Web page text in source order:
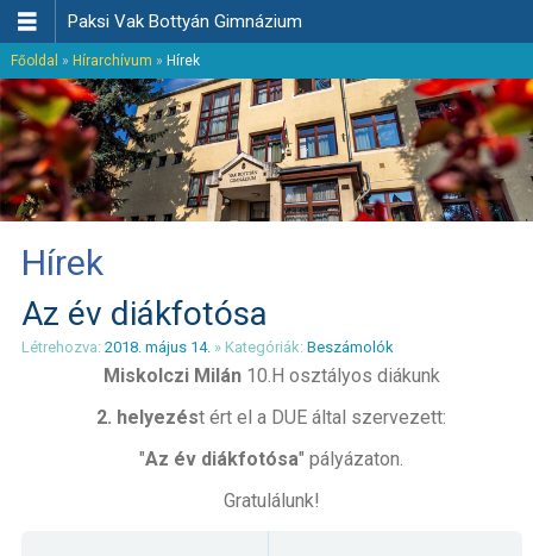
 Paksi Vak Bottyán Gimnázium
Főoldal » Hírarchívum » Hírek
Hírek
Az év diákfotósa
Létrehozva: 2018. május 14. » Kategóriák: Beszámolók
Miskolczi Milán10.H osztályos diákunk
2. helyezést ért el a DUE által szervezett:
"Az év diákfotósa" pályázaton.
Gratulálunk!